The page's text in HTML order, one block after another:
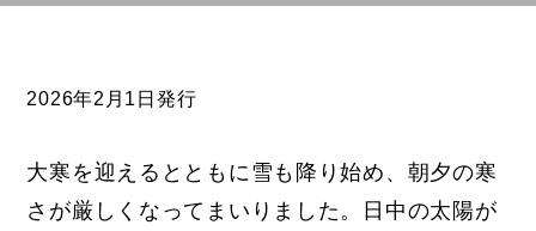
2026年2月1日発行
大寒を迎えるとともに雪も降り始め、朝夕の寒
さが厳しくなってまいりました。日中の太陽が